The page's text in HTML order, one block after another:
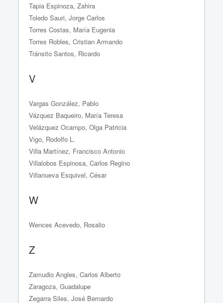
Tapia Espinoza, Zahira
Toledo Sauri, Jorge Carlos
Torres Costas, María Eugenia
Torres Robles, Cristian Armando
Tránsito Santos, Ricardo
V
Vargas González, Pablo
Vázquez Baqueiro, María Teresa
Velázquez Ocampo, Olga Patricia
Vigo, Rodolfo L.
Villa Martínez, Francisco Antonio
Villalobos Espinosa, Carlos Regino
Villanueva Esquivel, César
W
Wences Acevedo, Rosalio
Z
Zamudio Angles, Carlos Alberto
Zaragoza, Guadalupe
Zegarra Siles, José Bernardo